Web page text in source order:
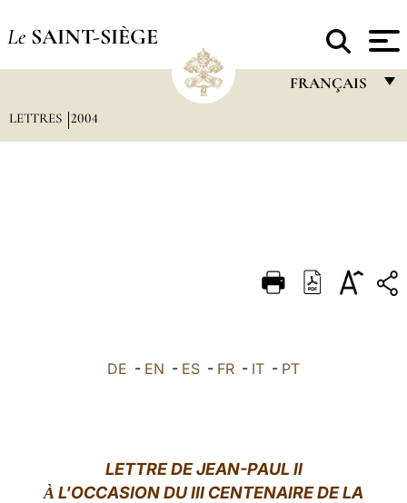
Le SAINT-SIÈGE
FRANÇAIS
DEUTSCH
العربيّة
LETTRES 2004
DE - EN - ES - FR - IT - PT
LETTRE DE JEAN-PAUL II
À L'OCCASION DU III CENTENAIRE DE LA